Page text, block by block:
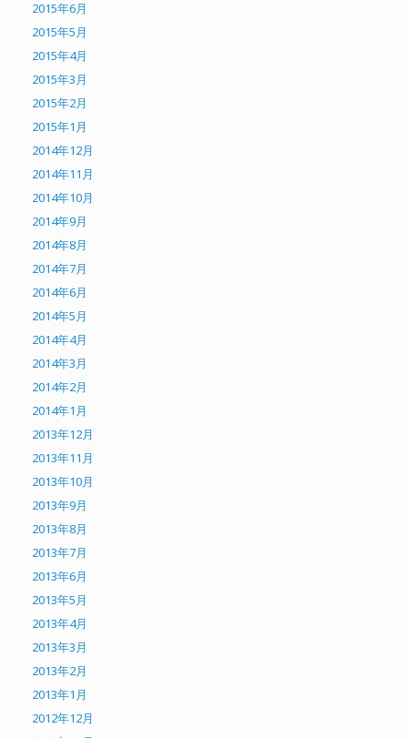
2015年6月
2015年5月
2015年4月
2015年3月
2015年2月
2015年1月
2014年12月
2014年11月
2014年10月
2014年9月
2014年8月
2014年7月
2014年6月
2014年5月
2014年4月
2014年3月
2014年2月
2014年1月
2013年12月
2013年11月
2013年10月
2013年9月
2013年8月
2013年7月
2013年6月
2013年5月
2013年4月
2013年3月
2013年2月
2013年1月
2012年12月